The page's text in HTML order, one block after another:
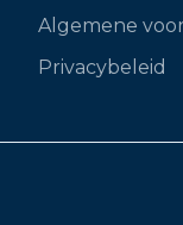
Algemene
Privacybeleid